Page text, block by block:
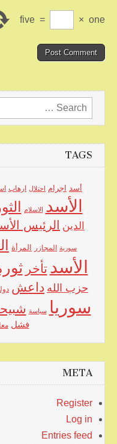
one
×
=
five
Search
for:
TAGS
أسد اجرام احتلال ارهاب
الأسد الاسلام
الدين الرئيس
سورية المجازر المرأة
الأسد تأخر
حزب الله داعش
سوريا سياسة
فشل
META
Register
Log in
Entries feed